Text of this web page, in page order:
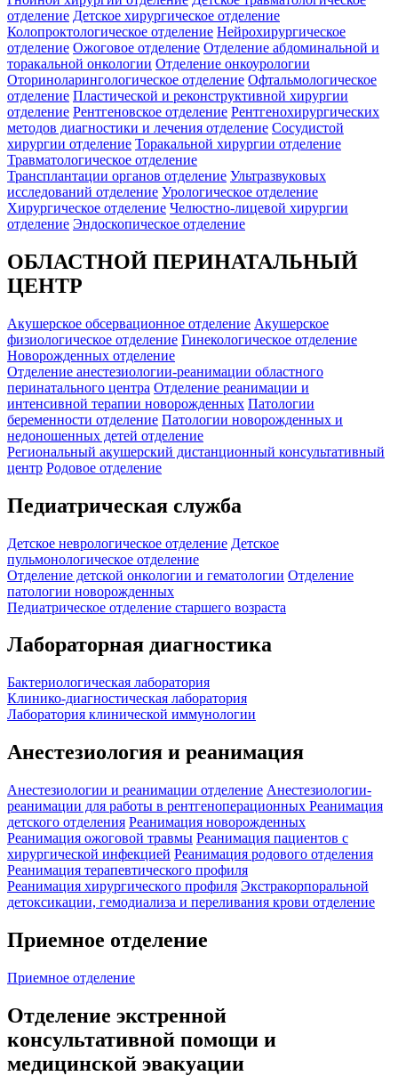
отделение Детское хирургическое отделение
Колопроктологическое отделение Нейрохирургическое
отделение Ожоговое отделение Отделение абдоминальной и
торакальной онкологии Отделение онкоурологии
Оториноларингологическое отделение Офтальмологическое
отделение Пластической и реконструктивной хирургии
отделение Рентгеновское отделение Рентгенохирургических
методов диагностики и лечения отделение Сосудистой
хирургии отделение Торакальной хирургии отделение
Травматологическое отделение
Трансплантации органов отделение Ультразвуковых
исследований отделение Урологическое отделение
Хирургическое отделение Челюстно-лицевой хирургии
отделение Эндоскопическое отделение
ОБЛАСТНОЙ ПЕРИНАТАЛЬНЫЙ
ЦЕНТР
Акушерское обсервационное отделение Акушерское
физиологическое отделение Гинекологическое отделение
Новорожденных отделение
Отделение анестезиологии-реанимации областного
перинатального центра Отделение реанимации и
интенсивной терапии новорожденных Патологии
беременности отделение Патологии новорожденных и
недоношенных детей отделение
Региональный акушерский дистанционный консультативный
центр Родовое отделение
Педиатрическая служба
Детское неврологическое отделение Детское
пульмонологическое отделение
Отделение детской онкологии и гематологии Отделение
патологии новорожденных
Педиатрическое отделение старшего возраста
Лабораторная диагностика
Бактериологическая лаборатория
Клинико-диагностическая лаборатория
Лаборатория клинической иммунологии
Анестезиология и реанимация
Анестезиологии и реанимации отделение Анестезиологии-
реанимации для работы в рентгеноперационных Реанимация
детского отделения Реанимация новорожденных
Реанимация ожоговой травмы Реанимация пациентов с
хирургической инфекцией Реанимация родового отделения
Реанимация терапевтического профиля
Реанимация хирургического профиля Экстракорпоральной
детоксикации, гемодиализа и переливания крови отделение
Приемное отделение
Приемное отделение
Отделение экстренной
консультативной помощи и
медицинской эвакуации